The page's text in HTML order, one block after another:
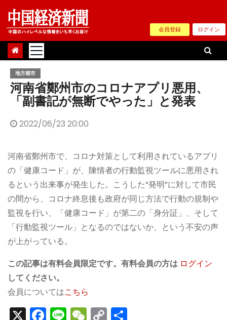
Skip
content
会員登録 ログイン
地方都市
河南省鄭州市のコロナアプリ悪用、
「副書記が無断でやった」と発表
2022/06/23 20:00
河南省鄭州市で、コロナ対策として利用されているアプリ
の「健康コード」が、陳情者の行動監視ツールに悪用され
るという出来事が発生した。こうした“発明”に対して市民
の間から、コロナ終息後も政府が同じ方法で行動の規制や
監視を行い、「健康コード」が第二の「身分証」、そして
「行動監視ツール」となるのではないか、という不安の声
が上がっている。
この記事は有料会員限定です。有料会員の方は ログイン
してください。
会員についてはこちら
X F Li W C